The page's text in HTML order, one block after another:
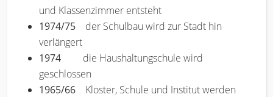
und Klassenzimmer entsteht
1974/75 der Schulbau wird zur Stadt hin
verlängert
1974 die Haushaltungschule wird
geschlossen
1965/66 Kloster, Schule und Institut werden